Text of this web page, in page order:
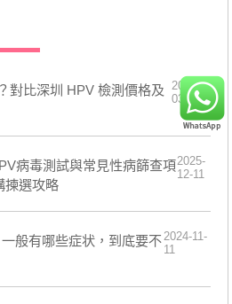
對比深圳 HPV 檢測價格及 2026-
03-30
病毒測試與常見性病篩查項
揀選攻略
2025-
12-11
般有哪些症状，到底要不2024-11-
11